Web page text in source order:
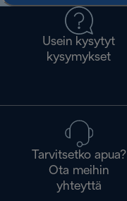
Usein kysytyt
kysymykset
Tarvitsetko apua?
Ota meihin
yhteyttä